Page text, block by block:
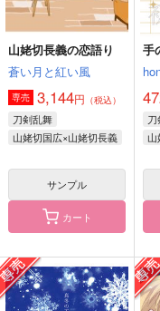
ハンドミキサー
1,100円
山姥切国広×山姥切長義
サンプル
作品詳細
ソ
山姥切長義の恋語り
蒼い月と紅い風
専売 3,144円 （税込）
刀剣乱舞
山姥切国広×山姥切長義
サンプル
カート
手